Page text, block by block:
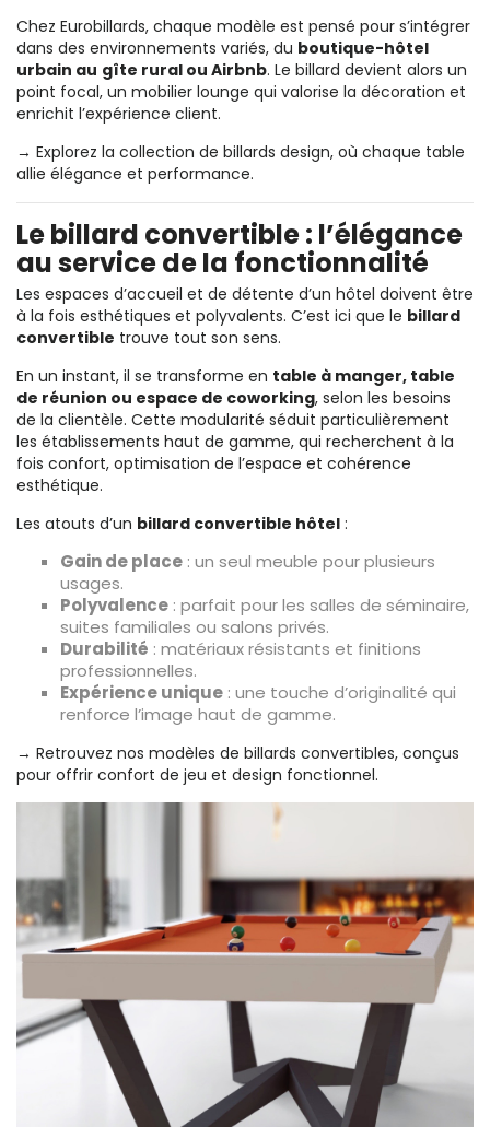
Chez Eurobillards, chaque modèle est pensé pour s’intégrer
dans des environnements variés, du boutique-hôtel
urbain au gîte rural ou Airbnb. Le billard devient alors un
point focal, un mobilier lounge qui valorise la décoration et
enrichit l’expérience client.
→ Explorez la collection de billards design, où chaque table
allie élégance et performance.
Le billard convertible : l’élégance
au service de la fonctionnalité
Les espaces d’accueil et de détente d’un hôtel doivent être
à la fois esthétiques et polyvalents. C’est ici que le billard
convertible trouve tout son sens.
En un instant, il se transforme en table à manger, table
de réunion ou espace de coworking, selon les besoins
de la clientèle. Cette modularité séduit particulièrement
les établissements haut de gamme, qui recherchent à la
fois confort, optimisation de l’espace et cohérence
esthétique.
Les atouts d’un billard convertible hôtel :
Gain de place : un seul meuble pour plusieurs
usages.
Polyvalence : parfait pour les salles de séminaire,
suites familiales ou salons privés.
Durabilité : matériaux résistants et finitions
professionnelles.
Expérience unique : une touche d’originalité qui
renforce l’image haut de gamme.
→ Retrouvez nos modèles de billards convertibles, conçus
pour offrir confort de jeu et design fonctionnel.